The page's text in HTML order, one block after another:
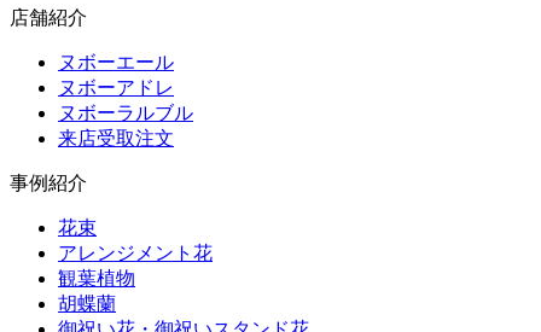
店舗紹介
ヌボーエール
ヌボーアドレ
ヌボーラルブル
来店受取注文
事例紹介
花束
アレンジメント花
観葉植物
胡蝶蘭